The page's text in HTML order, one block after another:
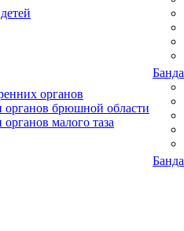
органов
брюшной области
малого таза